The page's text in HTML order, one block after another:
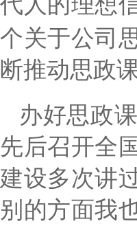
个关于公司
断推动思政
办好思政
先后召开全
建设多次讲
别的方面我